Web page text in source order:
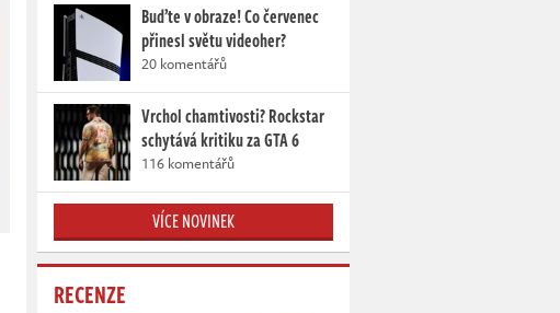
Buďte v obraze! Co červenec
přinesl světu videoher?
20 komentářů
Vrchol chamtivosti? Rockstar
schytává kritiku za GTA 6
116 komentářů
VÍCE NOVINEK
RECENZE